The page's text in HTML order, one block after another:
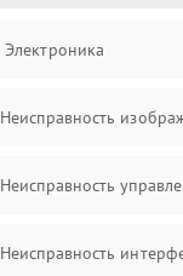
Электроника
Неисправность
Неисправность
Неисправность